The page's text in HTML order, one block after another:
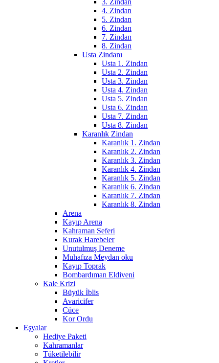
3. Zindan
4. Zindan
5. Zindan
6. Zindan
7. Zindan
8. Zindan
Usta Zindanı
Usta 1. Zindan
Usta 2. Zindan
Usta 3. Zindan
Usta 4. Zindan
Usta 5. Zindan
Usta 6. Zindan
Usta 7. Zindan
Usta 8. Zindan
Karanlık Zindan
Karanlık 1. Zindan
Karanlık 2. Zindan
Karanlık 3. Zindan
Karanlık 4. Zindan
Karanlık 5. Zindan
Karanlık 6. Zindan
Karanlık 7. Zindan
Karanlık 8. Zindan
Arena
Kayıp Arena
Kahraman Seferi
Kurak Harebeler
Unutulmuş Deneme
Muhafıza Meydan oku
Kayıp Toprak
Bombardıman Eldiveni
Kale Krizi
Büyük İblis
Avaricifer
Cüce
Kor Ordu
Eşyalar
Hediye Paketi
Kahramanlar
Tüketilebilir